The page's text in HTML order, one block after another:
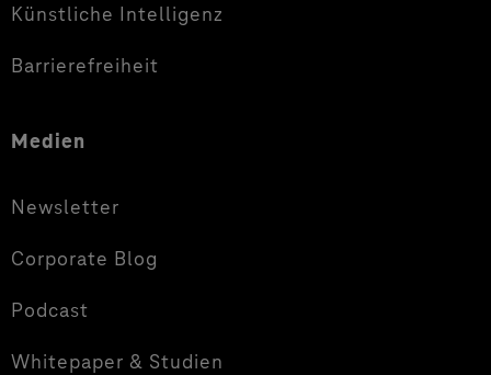
Künstliche Intelligenz
Barrierefreiheit
Medien
Newsletter
Corporate Blog
Podcast
Whitepaper & Studien